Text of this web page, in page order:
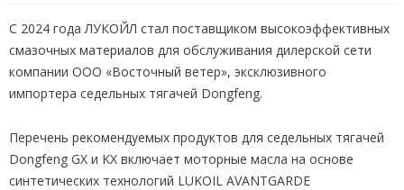
C 2024 года ЛУКОЙЛ стал поставщиком высокоэффективных
смазочных материалов для обслуживания дилерской сети
компании ООО «Восточный ветер», эксклюзивного
импортера седельных тягачей Dongfeng.
Перечень рекомендуемых продуктов для седельных тягачей
Dongfeng GX и KX включает моторные масла на основе
синтетических технологий LUKOIL AVANTGARDE